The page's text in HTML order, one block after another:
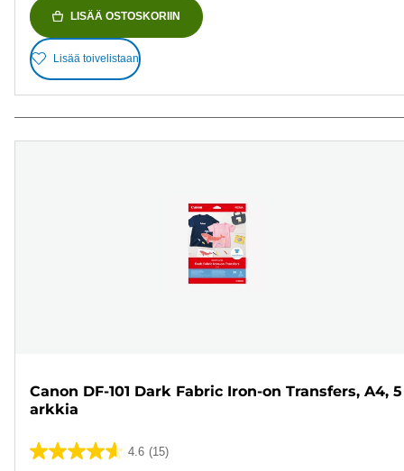
LISÄÄ OSTOSKORIIN
Lisää toivelistaan
Canon DF-101 Dark Fabric Iron-on Transfers, A4, 5
arkkia
4.6 (15)
4.6/5